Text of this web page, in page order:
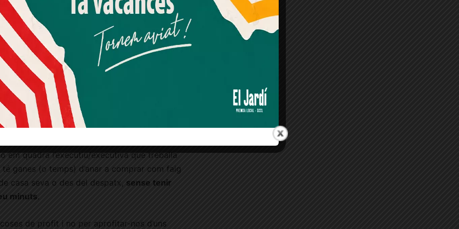
mi, anar a comprar és un plaer, és assaborir
anar al mercat, xerrar amb els botiguers,
faig per dinar. És fer un cafè i arreglar el
desconnectar i per connectar.
aquest perquè soc de barri i crec en el
de comprar de tota la vida, la de les
fa créixer el barri i la que ens connecta com
em quadra l’executiu/executiva que treballa
ganes (o temps) d’anar a comprar com faig
casa seva o des del despatx, sense tenir
minuts.
de profit i no per aprofitar-nos d’uns
Més informació Acceptar Rebutjar tot
Quan l’usuari crea un compte al Diari el Jardí, dona el seu
consentiment explícit per rebre comunicacions
informatives relacionades amb el servei. Aquest
consentiment pot ser revocat en qualsevol moment
mitjançant l’enllaç de baixa present a tots els correus.